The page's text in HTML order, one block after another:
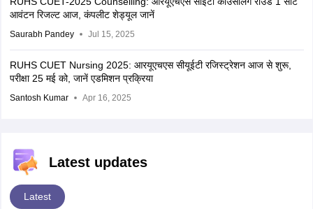
आवंटन रिजल्ट आज, कंपलीट शेड्यूल जानें
Saurabh Pandey Jul 15, 2025
RUHS CUET Nursing 2025: आरयूएचएस सीयूईटी रजिस्ट्रेशन आज से शुरू,
परीक्षा 25 मई को, जानें एडमिशन प्रक्रिया
Santosh Kumar Apr 16, 2025
Latest updates
Latest